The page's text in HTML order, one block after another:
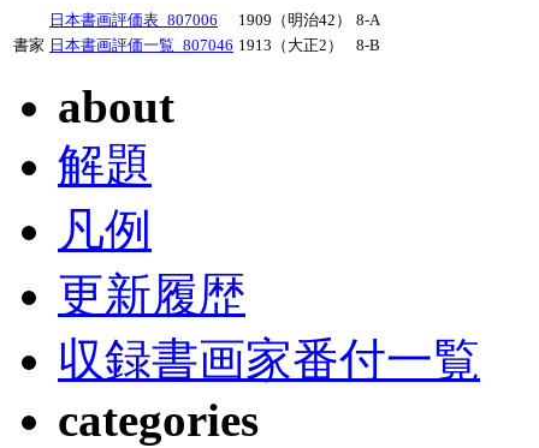
日本書画評価表_807006 1909（明治42）
8-A
書家 日本書画評価一覧_807046 1913（大正2） 8-B
about
解題
凡例
更新履歴
収録書画家番付一覧
categories